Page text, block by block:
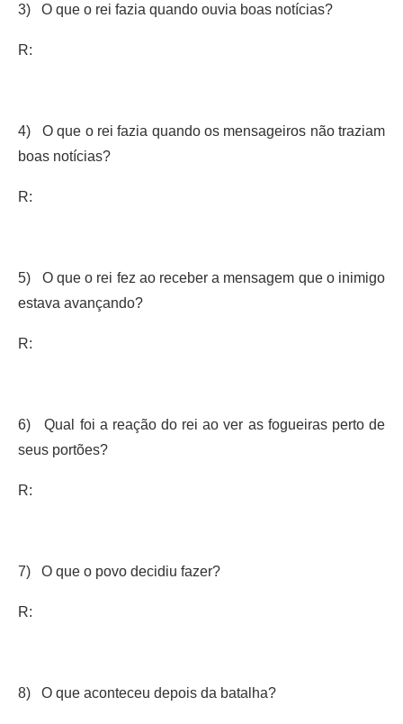
3) O que o rei fazia quando ouvia boas notícias?
R:
4) O que o rei fazia quando os mensageiros não traziam
boas notícias?
R:
5) O que o rei fez ao receber a mensagem que o inimigo
estava avançando?
R:
6) Qual foi a reação do rei ao ver as fogueiras perto de
seus portões?
R:
7) O que o povo decidiu fazer?
R:
8) O que aconteceu depois da batalha?